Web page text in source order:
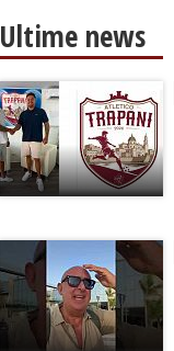
Ultime news